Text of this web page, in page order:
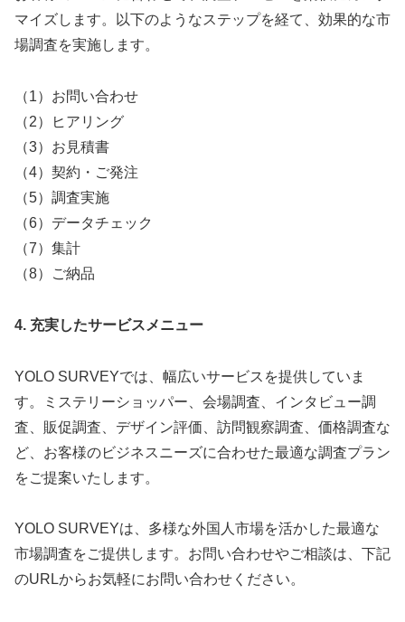
マイズします。以下のようなステップを経て、効果的な市
場調査を実施します。
（1）お問い合わせ
（2）ヒアリング
（3）お見積書
（4）契約・ご発注
（5）調査実施
（6）データチェック
（7）集計
（8）ご納品
4. 充実したサービスメニュー
YOLO SURVEYでは、幅広いサービスを提供していま
す。ミステリーショッパー、会場調査、インタビュー調
査、販促調査、デザイン評価、訪問観察調査、価格調査な
ど、お客様のビジネスニーズに合わせた最適な調査プラン
をご提案いたします。
YOLO SURVEYは、多様な外国人市場を活かした最適な
市場調査をご提供します。お問い合わせやご相談は、下記
のURLからお気軽にお問い合わせください。